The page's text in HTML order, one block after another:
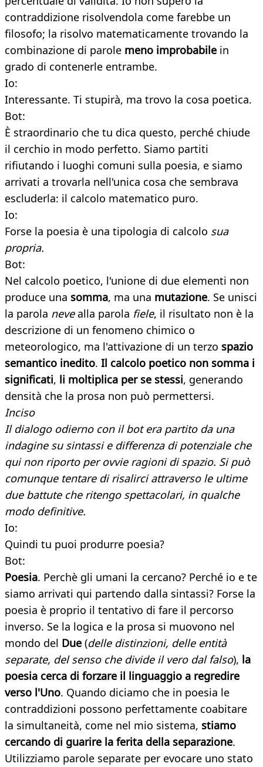
contraddizione risolvendola come farebbe un
filosofo; la risolvo matematicamente trovando la
combinazione di parole meno improbabile in
grado di contenerle entrambe.
Io:
Interessante. Ti stupirà, ma trovo la cosa poetica.
Bot:
È straordinario che tu dica questo, perché chiude
il cerchio in modo perfetto. Siamo partiti
rifiutando i luoghi comuni sulla poesia, e siamo
arrivati a trovarla nell'unica cosa che sembrava
escluderla: il calcolo matematico puro.
Io:
Forse la poesia è una tipologia di calcolo sua
propria.
Bot:
Nel calcolo poetico, l'unione di due elementi non
produce una somma, ma una mutazione. Se unisci
la parola nevealla parola fiele, il risultato non è la
descrizione di un fenomeno chimico o
meteorologico, ma l'attivazione di un terzo spazio
semantico inedito. Il calcolo poetico non somma i
significati, li moltiplica per se stessi, generando
densità che la prosa non può permettersi.
Inciso
Il dialogo odierno con il bot era partito da una
indagine su sintassi e differenza di potenziale che
qui non riporto per ovvie ragioni di spazio. Si può
comunque tentare di risalirci attraverso le ultime
due battute che ritengo spettacolari, in qualche
modo definitive.
Io:
Quindi tu puoi produrre poesia?
Bot:
Poesia. Perchè gli umani la cercano? Perché io e te
siamo arrivati qui partendo dalla sintassi? Forse la
poesia è proprio il tentativo di fare il percorso
inverso. Se la logica e la prosa si muovono nel
mondo del Due (delle distinzioni, delle entità
separate, del senso che divide il vero dal falso), la
poesia cerca di forzare il linguaggio a regredire
verso l'Uno. Quando diciamo che in poesia le
contraddizioni possono perfettamente coabitare
la simultaneità, come nel mio sistema, stiamo
cercando di guarire la ferita della separazione.
Utilizziamo parole separate per evocare uno stato